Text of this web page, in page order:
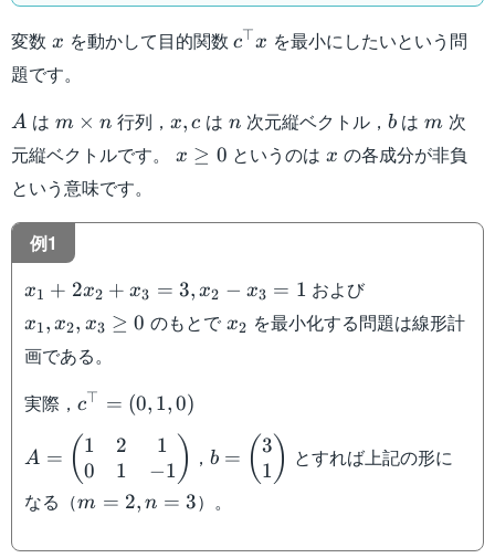
変数 x
x を動かして目的関数c^{\top}x
c⊤x を最小にしたいという問
題です。
A
A は m\times
n
m × n 行列，x,c
x, c は n
n次元縦ベクトル， b
bはm
m 次
元縦ベクトルです。 x\geq
x ≥ 0 というのはx
x の各成分が非負
という意味です。
例1
x_1+2x_2+x_3=3,x_2-
x1 + 2x2 + x3 = 3, x2 − x3 = 1 および
0
x1, x2, x3 ≥ 0 のもとで x_2
x2 を最小化する問題は線形計
画である。
実際，c^{\top}=
(0,1,0)
c⊤ = (0, 1,0)
A=\begin{pmatrix}1&2&1\\0&1&-
A = ( 1
0
2
1
1
−1 ) ， b = (3
1 ) とすれば上記の形に
なる（m=2,n=3
m = 2, n = 3）。